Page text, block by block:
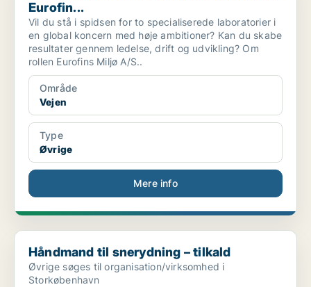
Eurofin...
Vil du stå i spidsen for to specialiserede laboratorier i
en global koncern med høje ambitioner? Kan du skabe
resultater gennem ledelse, drift og udvikling? Om
rollen Eurofins Miljø A/S..
Område
Vejen
Type
Øvrige
Mere info
Håndmand til snerydning – tilkald
Håndmand til snerydning – tilkald
Øvrige søges til organisation/virksomhed i
Storkøbenhavn